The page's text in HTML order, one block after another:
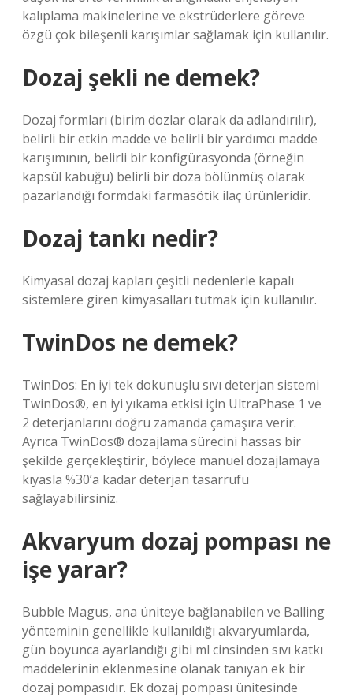
kalıplama makinelerine ve ekstrüderlere göreve
özgü çok bileşenli karışımlar sağlamak için kullanılır.
Dozaj şekli ne demek?
Dozaj formları (birim dozlar olarak da adlandırılır),
belirli bir etkin madde ve belirli bir yardımcı madde
karışımının, belirli bir konfigürasyonda (örneğin
kapsül kabuğu) belirli bir doza bölünmüş olarak
pazarlandığı formdaki farmasötik ilaç ürünleridir.
Dozaj tankı nedir?
Kimyasal dozaj kapları çeşitli nedenlerle kapalı
sistemlere giren kimyasalları tutmak için kullanılır.
TwinDos ne demek?
TwinDos: En iyi tek dokunuşlu sıvı deterjan sistemi
TwinDos®, en iyi yıkama etkisi için UltraPhase 1 ve
2 deterjanlarını doğru zamanda çamaşıra verir.
Ayrıca TwinDos® dozajlama sürecini hassas bir
şekilde gerçekleştirir, böylece manuel dozajlamaya
kıyasla %30’a kadar deterjan tasarrufu
sağlayabilirsiniz.
Akvaryum dozaj pompası ne
işe yarar?
Bubble Magus, ana üniteye bağlanabilen ve Balling
yönteminin genellikle kullanıldığı akvaryumlarda,
gün boyunca ayarlandığı gibi ml cinsinden sıvı katkı
maddelerinin eklenmesine olanak tanıyan ek bir
dozaj pompasıdır. Ek dozaj pompası ünitesinde